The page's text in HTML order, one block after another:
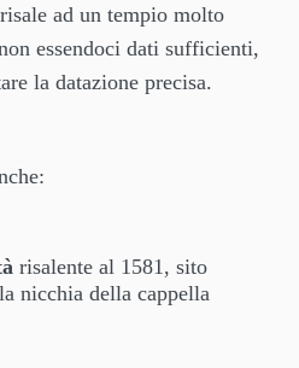
risale ad un tempio molto
essendoci dati sufficienti,
la datazione precisa.
risalente al 1581, sito
nicchia della cappella